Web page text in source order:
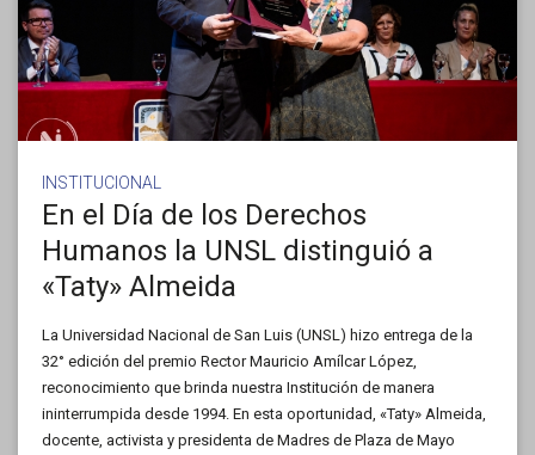
INSTITUCIONAL
En el Día de los Derechos
Humanos la UNSL distinguió a
«Taty» Almeida
La Universidad Nacional de San Luis (UNSL) hizo entrega de la
32° edición del premio Rector Mauricio Amílcar López,
reconocimiento que brinda nuestra Institución de manera
ininterrumpida desde 1994. En esta oportunidad, «Taty» Almeida,
docente, activista y presidenta de Madres de Plaza de Mayo